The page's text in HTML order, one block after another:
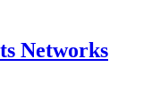
Networks